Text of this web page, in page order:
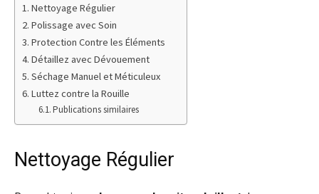
Nettoyage Régulier
Polissage avec Soin
Protection Contre les Éléments
Détaillez avec Dévouement
Séchage Manuel et Méticuleux
Luttez contre la Rouille
Publications similaires
Nettoyage Régulier